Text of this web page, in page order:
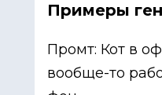
Примеры
Промт: Кот в
вообще-то